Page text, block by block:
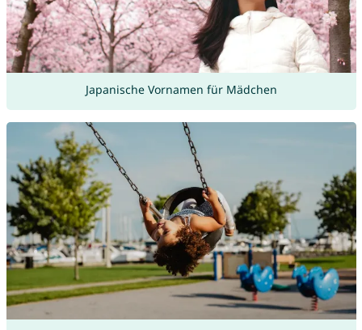
Japanische Vornamen für Mädchen